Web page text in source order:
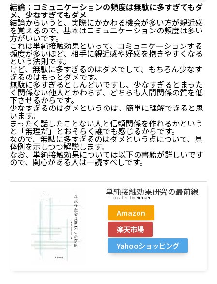
結論：コミュニケーションの頻度は無駄に多すぎてもダ
メ、少なすぎてもダメ
結論からいうと、実際にかかわる機会が多い方が親近感
を覚えるので、基本はコミュニケーションの頻度は多い
方がいいです。
これは単純接触効果といって、コミュニケーションする
頻度が多いほど、相手に親近感や好感を抱きやすくなる
という法則です。
けど、無駄に多すぎるのはダメでして、もちろん少なす
ぎるのはもっとダメです。
無駄に多すぎるとしんどいですし、少なすぎるとまった
く関係ない他人とかわらず、どちらも人間関係の質を低
下させるからです。
少なすぎるのはダメというのは、簡単に理解できると思
います。
まったく話したことない人と信頼関係を作れるかという
と「無理だ」とおそらく誰でも感じるからです。
なので、無駄に多すぎるのはダメという点について、具
体例を示しつつ解説します。
なお、単純接触効果については以下の書籍が詳しいです
ので、関心がある人は一読すべしです。
単純接触効果研究の最前線
created byRinker
Amazon
楽天市場
Yahooショッピング